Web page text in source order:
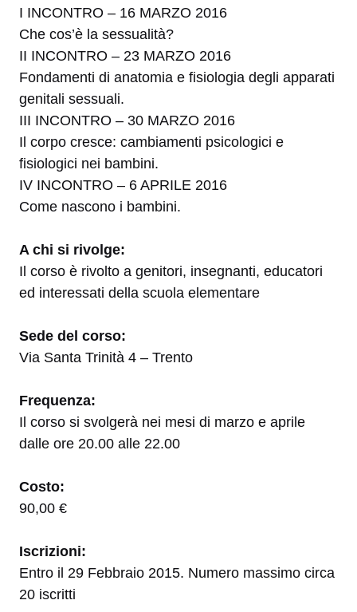
I INCONTRO – 16 MARZO 2016
Che cos’è la sessualità?
II INCONTRO – 23 MARZO 2016
Fondamenti di anatomia e fisiologia degli apparati
genitali sessuali.
III INCONTRO – 30 MARZO 2016
Il corpo cresce: cambiamenti psicologici e
fisiologici nei bambini.
IV INCONTRO – 6 APRILE 2016
Come nascono i bambini.
A chi si rivolge:
Il corso è rivolto a genitori, insegnanti, educatori
ed interessati della scuola elementare
Sede del corso:
Via Santa Trinità 4 – Trento
Frequenza:
Il corso si svolgerà nei mesi di marzo e aprile
dalle ore 20.00 alle 22.00
Costo:
90,00 €
Iscrizioni:
Entro il 29 Febbraio 2015. Numero massimo circa
20 iscritti